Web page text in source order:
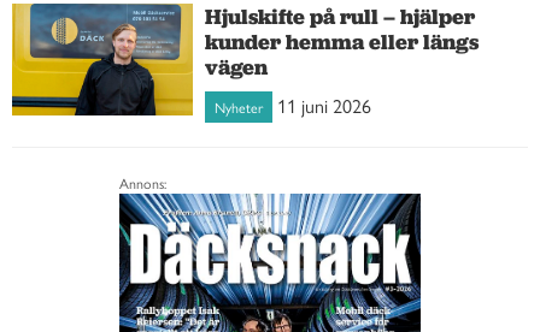
Hjulskifte på rull – hjälper
kunder hemma eller längs
vägen
Nyheter 11 juni 2026
Annons: